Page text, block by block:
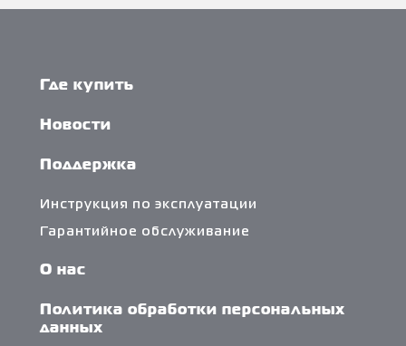
Где купить
Новости
Поддержка
Инструкция по эксплуатации
Гарантийное обслуживание
О нас
Политика обработки персональных
данных